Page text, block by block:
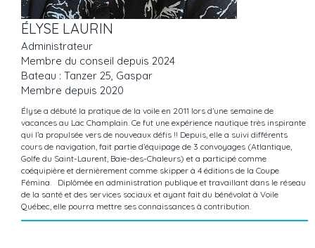
ÉLYSE LAURIN
Administrateur
Membre du conseil depuis 2024
Bateau : Tanzer 25, Gaspar
Membre depuis 2020
Élyse a débuté la pratique de la voile en 2011 lors d’une semaine de
vacances au Lac Champlain. Ce fut une expérience nautique très inspirante
qui l’a propulsée vers de nouveaux défis !! Depuis, elle a suivi différents
cours de navigation, fait partie d’équipage de 3 convoyages (Atlantique,
Golfe du Saint-Laurent, Baie-des-Chaleurs) et a participé comme
coéquipière et dernièrement comme skipper à 4 éditions de la Coupe
Fémina. Diplômée en administration publique et travaillant dans le réseau
de la santé et des services sociaux et ayant fait du bénévolat à Voile
Québec, elle pourra mettre ses connaissances à contribution.